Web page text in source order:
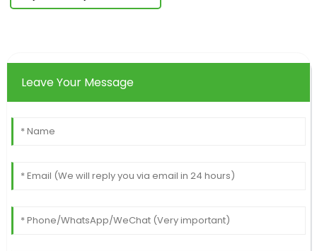
Leave Your Message